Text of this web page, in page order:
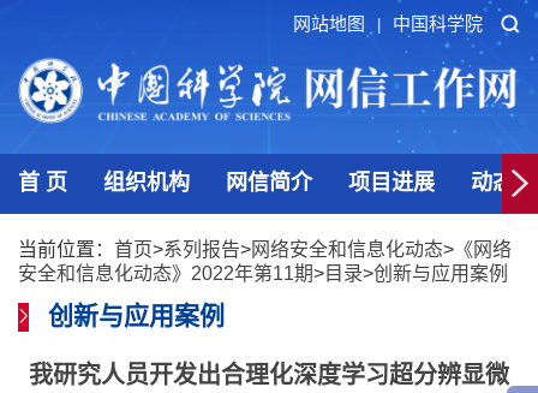
网站地图 中国科学院
首 页 组织机构 网信简介 项目进展 动态
当前位置： 首页>系列报告>网络安全和信息化动态> 《网络
安全和信息化动态》2022年第11期>目录>创新与应用案例
创新与应用案例
我研究人员开发出合理化深度学习超分辨显微